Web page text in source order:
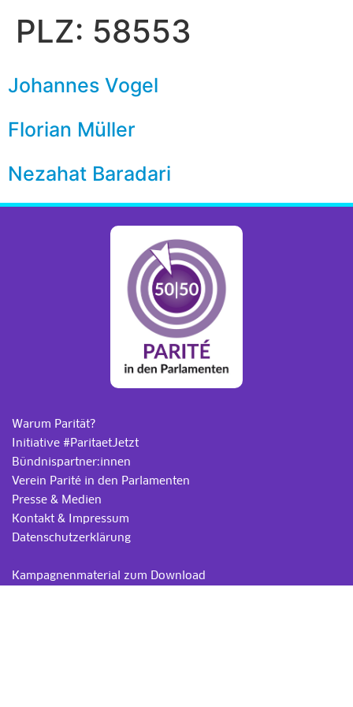
PLZ: 58553
Johannes Vogel
Florian Müller
Nezahat Baradari
Warum Parität?
Initiative #ParitaetJetzt
Bündnispartner:innen
Verein Parité in den Parlamenten
Presse & Medien
Kontakt & Impressum
Datenschutzerklärung
Kampagnenmaterial zum Download